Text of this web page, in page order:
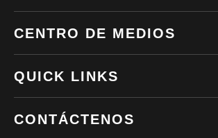
CENTRO DE MEDIOS
QUICK LINKS
CONTÁCTENOS